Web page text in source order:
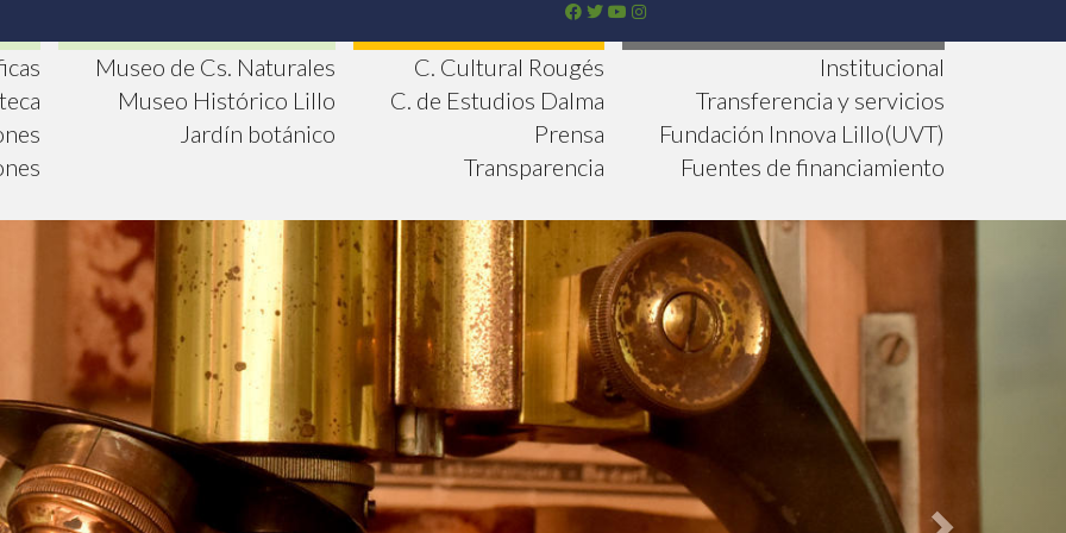
Museo de Cs. Naturales
Museo Histórico Lillo
Jardín botánico
C. Cultural Rougés
C. de Estudios Dalma
Prensa
Transparencia
Institucional
Transferencia y servicios
Fundación Innova Lillo(UVT)
Fuentes de financiamiento